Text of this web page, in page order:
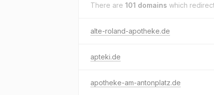
There are 101 domains which
alte-roland-apotheke.de
apteki.de
apotheke-am-antonplatz.de